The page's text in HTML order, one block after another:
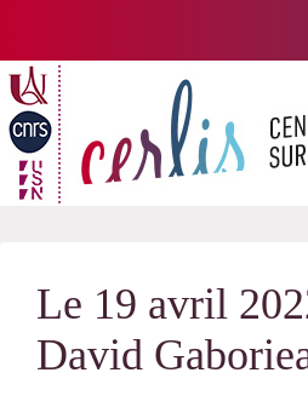
Le 19 avril
David